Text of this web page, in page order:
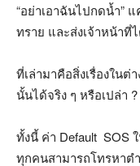
“อย่าเอาฉันไปกดน้ำ”
ทราย และส่งเจ้าหน้าที่
ที่เล่ามาคือสิ่งเรื่องในต่
นั้นได้จริง ๆ หรือเปล่า ?
ทั้งนี้ ค่า Default SOS
ทุกคนสามารถโทรหาต